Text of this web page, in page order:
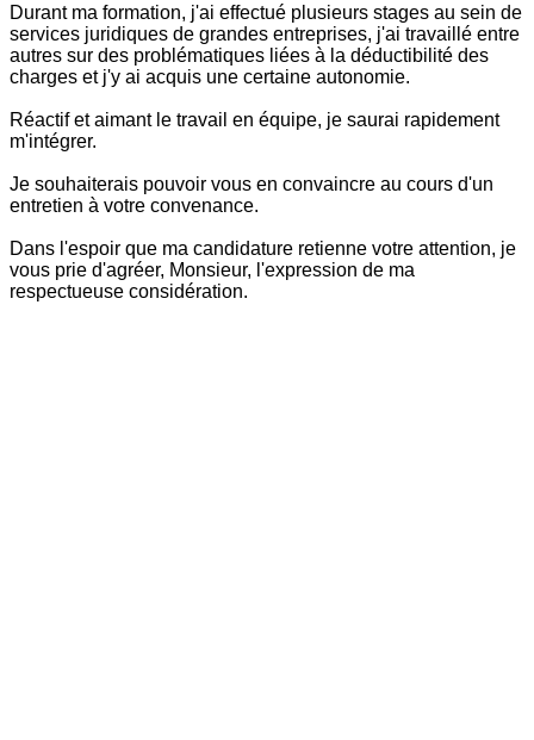
Durant ma formation, j'ai effectué plusieurs stages au sein de
services juridiques de grandes entreprises, j'ai travaillé entre
autres sur des problématiques liées à la déductibilité des
charges et j'y ai acquis une certaine autonomie.
Réactif et aimant le travail en équipe, je saurai rapidement
m'intégrer.
Je souhaiterais pouvoir vous en convaincre au cours d'un
entretien à votre convenance.
Dans l'espoir que ma candidature retienne votre attention, je
vous prie d'agréer, Monsieur, l'expression de ma
respectueuse considération.